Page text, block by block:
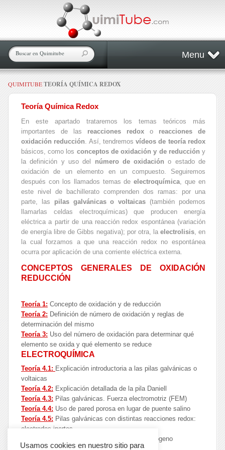
Menu
QUIMITUBETEORÍA QUÍMICA REDOX
Teoría Química Redox
En este apartado trataremos los temas teóricos más
importantes de las reacciones redox o reacciones de
oxidación reducción. Así, tendremosvídeos de teoría redox
básicos, como los conceptos de oxidación y de reducción y
la definición y uso del número de oxidación o estado de
oxidación de un elemento en un compuesto. Seguiremos
después con los llamados temas deelectroquímica, que en
este nivel de bachillerato comprenden dos ramas: por una
parte, las pilas galvánicas o voltaicas (también podemos
llamarlas celdas electroquímicas) que producen energía
eléctrica a partir de una reacción redox espontánea (variación
de energía libre de Gibbs negativa); por otra, la electrolisis, en
la cual forzamos a que una reacción redox no espontánea
ocurra por aplicación de una corriente eléctrica externa.
CONCEPTOS GENERALES DE OXIDACIÓN
REDUCCIÓN
Teoría 1: Concepto de oxidación y de reducción
Teoría 2: Definición de número de oxidación y reglas de
determinación del mismo
Teoría 3: Uso del número de oxidación para determinar qué
elemento se oxida y qué elemento se reduce
ELECTROQUÍMICA
Teoría 4.1: Explicación introductoria a las pilas galvánicas o
voltaicas
Teoría 4.2: Explicación detallada de la pila Daniell
Teoría 4.3: Pilas galvánicas. Fuerza electromotriz (FEM)
Teoría 4.4: Uso de pared porosa en lugar de puente salino
Teoría 4.5: Pilas galvánicas con distintas reacciones redox:
electrodos inertes
Pilas galvánicas: electrodo de hidrógeno
Usamos cookies en nuestro sitio para